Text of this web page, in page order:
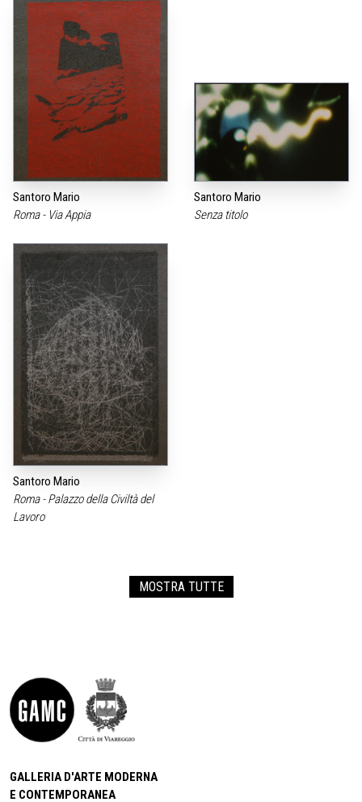
Santoro Mario
Roma - Via Appia
Santoro Mario
Senza titolo
Santoro Mario
Roma - Palazzo della Civiltà del
Lavoro
MOSTRA TUTTE
GALLERIA D'ARTE MODERNA
E CONTEMPORANEA